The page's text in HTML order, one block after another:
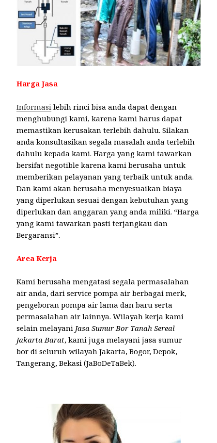
Harga Jasa
Informasi lebih rinci bisa anda dapat dengan
menghubungi kami, karena kami harus dapat
memastikan kerusakan terlebih dahulu. Silakan
anda konsultasikan segala masalah anda terlebih
dahulu kepada kami. Harga yang kami tawarkan
bersifat negotible karena kami berusaha untuk
memberikan pelayanan yang terbaik untuk anda.
Dan kami akan berusaha menyesuaikan biaya
yang diperlukan sesuai dengan kebutuhan yang
diperlukan dan anggaran yang anda miliki. “Harga
yang kami tawarkan pasti terjangkau dan
Bergaransi”.
Area Kerja
Kami berusaha mengatasi segala permasalahan
air anda, dari service pompa air berbagai merk,
pengeboran pompa air lama dan baru serta
permasalahan air lainnya. Wilayah kerja kami
selain melayani Jasa Sumur Bor Tanah Sereal
Jakarta Barat, kami juga melayani jasa sumur
bor di seluruh wilayah Jakarta, Bogor, Depok,
Tangerang, Bekasi (JaBoDeTaBek).